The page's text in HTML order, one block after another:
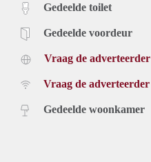
Gedeelde toilet
Gedeelde voordeur
Vraag de adverteerder
Vraag de adverteerder
Gedeelde woonkamer